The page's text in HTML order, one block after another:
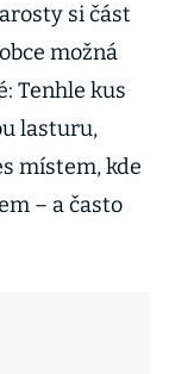
si část
možná
Tenhle kus
lasturu,
místem, kde
– a často